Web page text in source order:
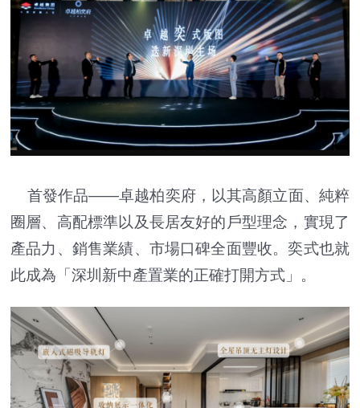
首發作品——卓越柏奕府，以其高顏立面、純粹
圈層、高配標準以及長居友好的戶型理念，實現了
產品力、銷售業績、市場口碑全面豐收。奕式也就
此成為「深圳新中產置業的正確打開方式」。